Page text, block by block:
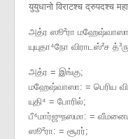
युयुधानो विराटश्च द्रुपदश्च
அத்ர ஸூ²ரா மஹேஷ்வாஸா
யுயுதா⁴நோ விராடஸ்²ச
அத்ர = இங்கு;
மஹேஷ்வாஸா: = பெரிய
யுதி⁴ = போரில்;
பீ⁴மார்ஜுநஸமா: =
ஸூ²ரா: = சூரர்;